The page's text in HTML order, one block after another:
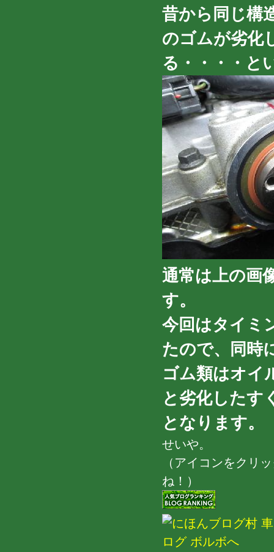
昔から同じ構
のゴムが劣化
る・・・・と
通常は上の画
す。
今回はタイミ
たので、同時
ゴム類はオイ
と劣化したす
となります。
せいや。
（アイコンをクリ
ね！）